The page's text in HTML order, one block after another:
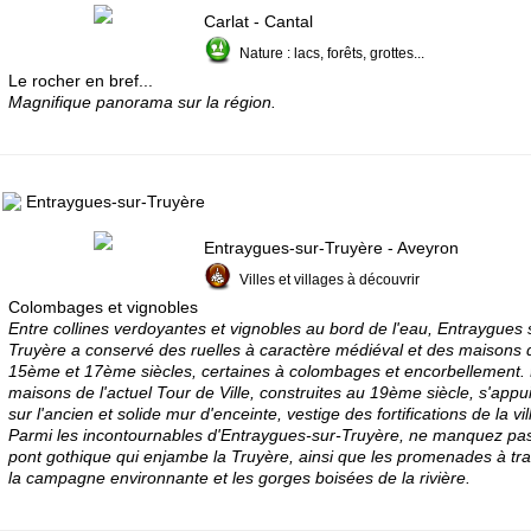
Carlat - Cantal
Nature : lacs, forêts, grottes...
Le rocher en bref...
Magnifique panorama sur la région.
Entraygues-sur-Truyère
Entraygues-sur-Truyère - Aveyron
Villes et villages à découvrir
Colombages et vignobles
Entre collines verdoyantes et vignobles au bord de l'eau, Entraygues
Truyère a conservé des ruelles à caractère médiéval et des maisons
15ème et 17ème siècles, certaines à colombages et encorbellement.
maisons de l'actuel Tour de Ville, construites au 19ème siècle,
sur l'ancien et solide mur d'enceinte, vestige des fortifications de la
Parmi les incontournables d'Entraygues-sur-Truyère, ne manquez
pont gothique qui enjambe la Truyère, ainsi que les promenades à
la campagne environnante et les gorges boisées de la rivière.